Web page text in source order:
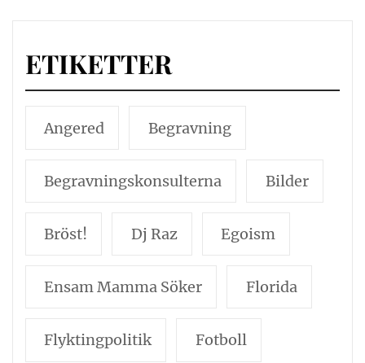
ETIKETTER
Angered Begravning
Begravningskonsulterna Bilder
Bröst! Dj Raz Egoism
Ensam Mamma Söker Florida
Flyktingpolitik Fotboll